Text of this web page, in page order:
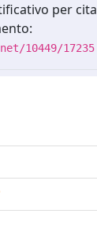
per
10449/17235